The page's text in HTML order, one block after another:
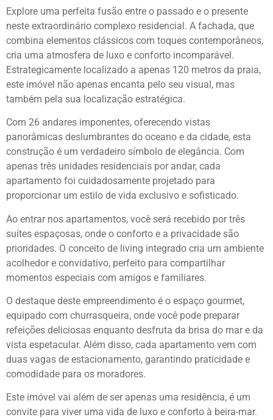
Explore uma perfeita fusão entre o passado e o presente
neste extraordinário complexo residencial. A fachada, que
combina elementos clássicos com toques contemporâneos,
cria uma atmosfera de luxo e conforto incomparável.
Estrategicamente localizado a apenas 120 metros da praia,
este imóvel não apenas encanta pelo seu visual, mas
também pela sua localização estratégica.
Com 26 andares imponentes, oferecendo vistas
panorâmicas deslumbrantes do oceano e da cidade, esta
construção é um verdadeiro símbolo de elegância. Com
apenas três unidades residenciais por andar, cada
apartamento foi cuidadosamente projetado para
proporcionar um estilo de vida exclusivo e sofisticado.
Ao entrar nos apartamentos, você será recebido por três
suítes espaçosas, onde o conforto e a privacidade são
prioridades. O conceito de living integrado cria um ambiente
acolhedor e convidativo, perfeito para compartilhar
momentos especiais com amigos e familiares.
O destaque deste empreendimento é o espaço gourmet,
equipado com churrasqueira, onde você pode preparar
refeições deliciosas enquanto desfruta da brisa do mar e da
vista espetacular. Além disso, cada apartamento vem com
duas vagas de estacionamento, garantindo praticidade e
comodidade para os moradores.
Este imóvel vai além de ser apenas uma residência, é um
convite para viver uma vida de luxo e conforto à beira-mar.